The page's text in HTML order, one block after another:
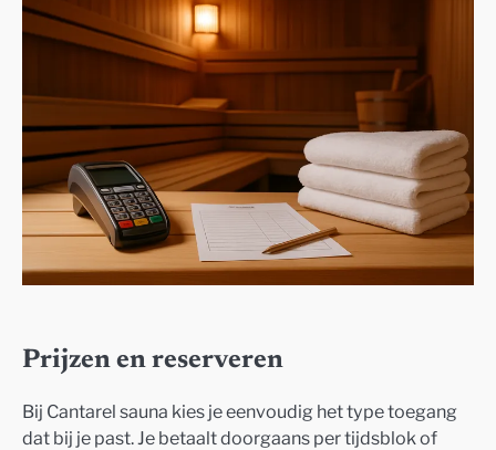
Prijzen en reserveren
Bij Cantarel sauna kies je eenvoudig het type toegang
dat bij je past. Je betaalt doorgaans per tijdsblok of